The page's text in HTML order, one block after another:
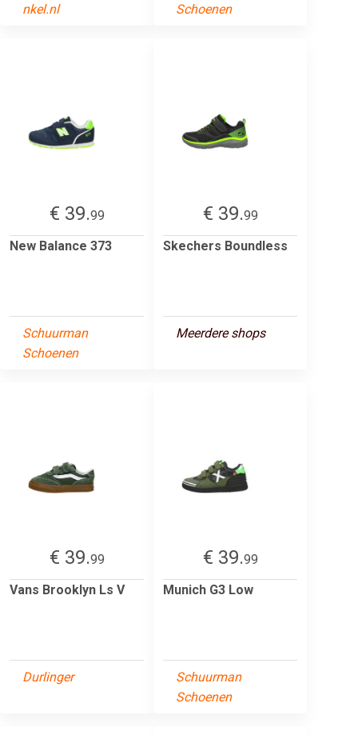
nkel.nl
Schoenen
€ 39.99
New Balance 373
Schuurman
Schoenen
€ 39.99
Skechers Boundless
Meerdere shops
€ 39.99
Vans Brooklyn Ls V
Durlinger
€ 39.99
Munich G3 Low
Schuurman
Schoenen